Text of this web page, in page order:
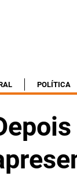
POLÍTICA